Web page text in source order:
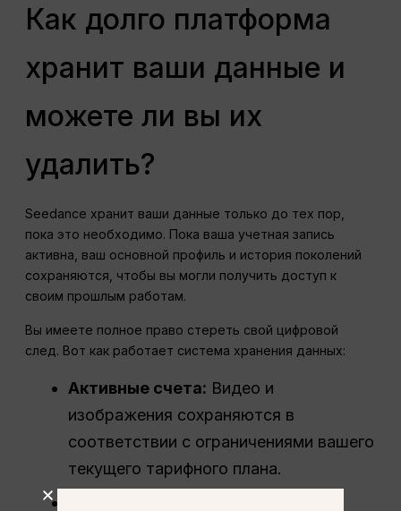
Как долго платформа
хранит ваши данные и
можете ли вы их
удалить?
Seedance хранит ваши данные только до тех пор,
пока это необходимо. Пока ваша учетная запись
активна, ваш основной профиль и история поколений
сохраняются, чтобы вы могли получить доступ к
своим прошлым работам.
Вы имеете полное право стереть свой цифровой
след. Вот как работает система хранения данных:
Активные счета: Видео и
изображения сохраняются в
соответствии с ограничениями вашего
текущего тарифного плана.